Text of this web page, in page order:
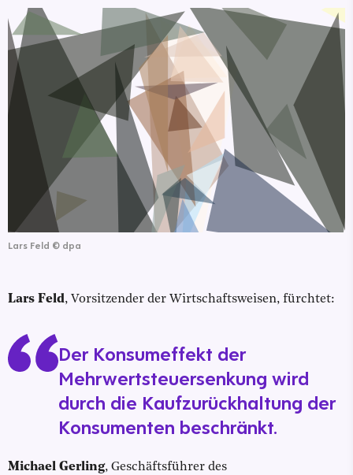
Lars Feld © dpa
Lars Feld, Vorsitzender der Wirtschaftsweisen, fürchtet:
Der Konsumeffekt der
Mehrwertsteuersenkung wird
durch die Kaufzurückhaltung der
Konsumenten beschränkt.
Michael Gerling, Geschäftsführer des